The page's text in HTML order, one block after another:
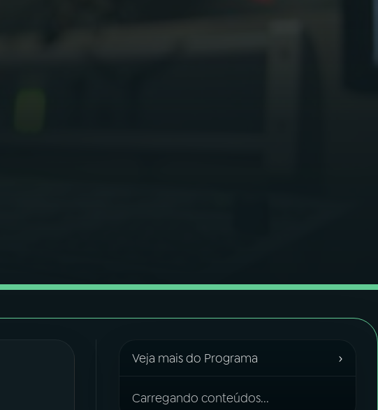
Veja mais do Programa ›
Carregando conteúdos...